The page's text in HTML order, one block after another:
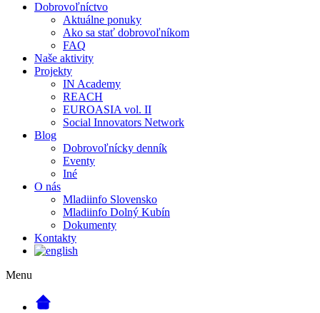
Dobrovoľníctvo
Aktuálne ponuky
Ako sa stať dobrovoľníkom
FAQ
Naše aktivity
Projekty
IN Academy
REACH
EUROASIA vol. II
Social Innovators Network
Blog
Dobrovoľnícky denník
Eventy
Iné
O nás
Mladiinfo Slovensko
Mladiinfo Dolný Kubín
Dokumenty
Kontakty
Menu